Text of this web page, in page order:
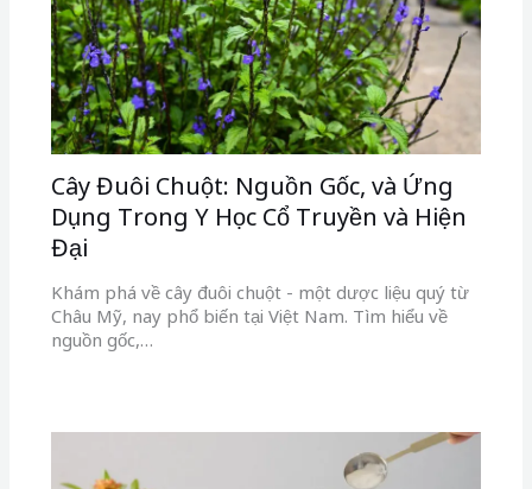
Cây Đuôi Chuột: Nguồn Gốc, và Ứng
Dụng Trong Y Học Cổ Truyền và Hiện
Đại
Khám phá về cây đuôi chuột - một dược liệu quý từ
Châu Mỹ, nay phổ biến tại Việt Nam. Tìm hiểu về
nguồn gốc,…